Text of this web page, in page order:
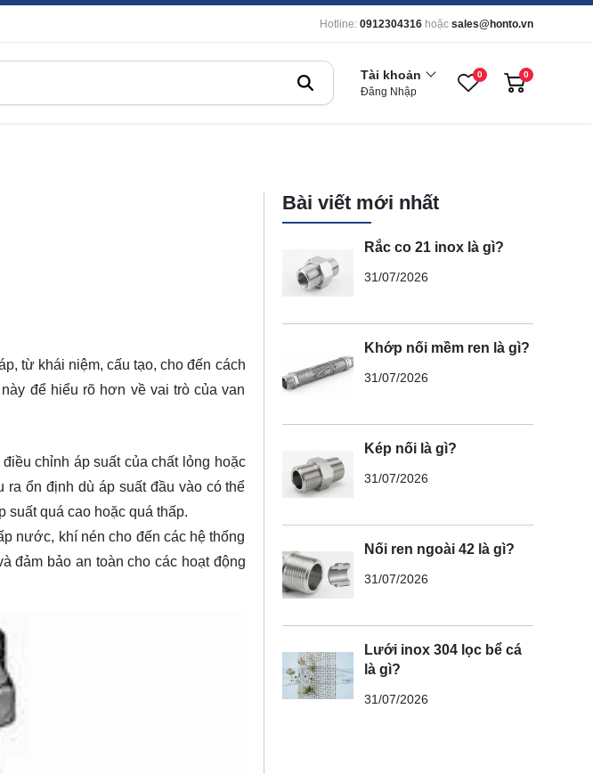
Hotline: 0912304316 hoặc sales@honto.vn
Tài khoản
Đăng Nhập
0 0
từ khái niệm, cấu tạo, cho đến cách
để hiểu rõ hơn về vai trò của van
chỉnh áp suất của chất lỏng hoặc
ra ổn định dù áp suất đầu vào có thể
suất quá cao hoặc quá thấp.
nước, khí nén cho đến các hệ thống
đảm bảo an toàn cho các hoạt động
Bài viết mới nhất
Rắc co 21 inox là gì?
31/07/2026
Khớp nối mềm ren là gì?
31/07/2026
Kép nối là gì?
31/07/2026
Nối ren ngoài 42 là gì?
31/07/2026
Lưới inox 304 lọc bể cá
là gì?
31/07/2026